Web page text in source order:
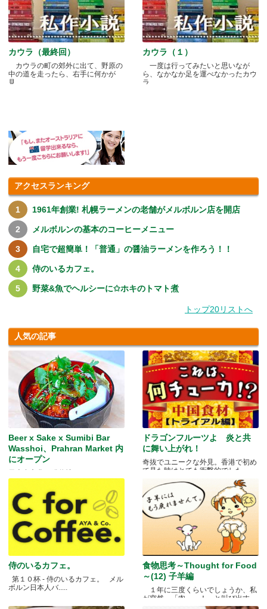
カウラ（最終回）
カウラの町の郊外に出て、野原の
中の道を走ったら、右手に何かが
見.....
カウラ（１）
一度は行ってみたいと思いなが
ら、なかなか足を運べなかったカウ
ラ.....
アクセスランキング
1961年創業! 札幌ラーメンの老舗がメルボルン店を開店
メルボルンの基本のコーヒーメニュー
自宅で超簡単！「普通」の醤油ラーメンを作ろう！！
侍のいるカフェ。
野菜&魚でヘルシーに✩ホキのトマト煮
トップ20リストへ
人気の記事
Beer x Sake x Sumibi Bar
Wasshoi、Prahran Market 内
にオープン
日本食文化の発信地
ドラゴンフルーツよ 炎と共
に舞い上がれ！
奇抜でユニークな外見。香港で初め
て見た時はとても衝撃的でした.....
侍のいるカフェ。
第１０杯 - 侍のいるカフェ。 メル
ボルン日本人バ.....
食物思考～Thought for Food
～(12) 子羊編
１年に三度くらいでしょうか、私
が突然、「肉～っ！」と叫び出す